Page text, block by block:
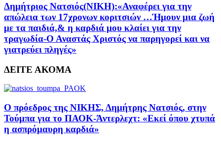
Δημήτριος Νατσιός(ΝΙΚΗ):«Αναφέρει για την
απώλεια των 17χρονων κοριτσιών …Ήμουν μια ζωή
με τα παιδιά,& η καρδιά μου κλαίει για την
τραγωδία-Ο Αναστάς Χριστός να παρηγορεί και να
γιατρεύει πληγές»
ΔΕΙΤΕ ΑΚΟΜΑ
Ο πρόεδρος της ΝΙΚΗΣ, Δημήτρης Νατσιός, στην
Τούμπα για το ΠΑΟΚ-Άντερλεχτ: «Εκεί όπου χτυπά
η ασπρόμαυρη καρδιά»